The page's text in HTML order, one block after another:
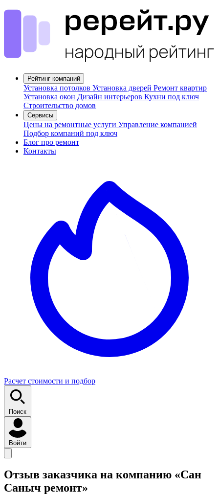
Рейтинг компаний
Установка потолков Установка дверей Ремонт квартир
Установка окон Дизайн интерьеров Кухни под ключ
Строительство домов
Сервисы
Цены на ремонтные услуги Управление компанией
Подбор компаний под ключ
Блог про ремонт
Контакты
Расчет стоимости и подбор
Поиск
Войти
Отзыв заказчика на компанию «Сан
Саныч ремонт»